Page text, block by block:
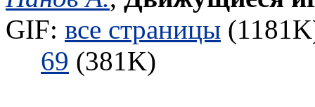
GIF: все страницы
69 (381K)